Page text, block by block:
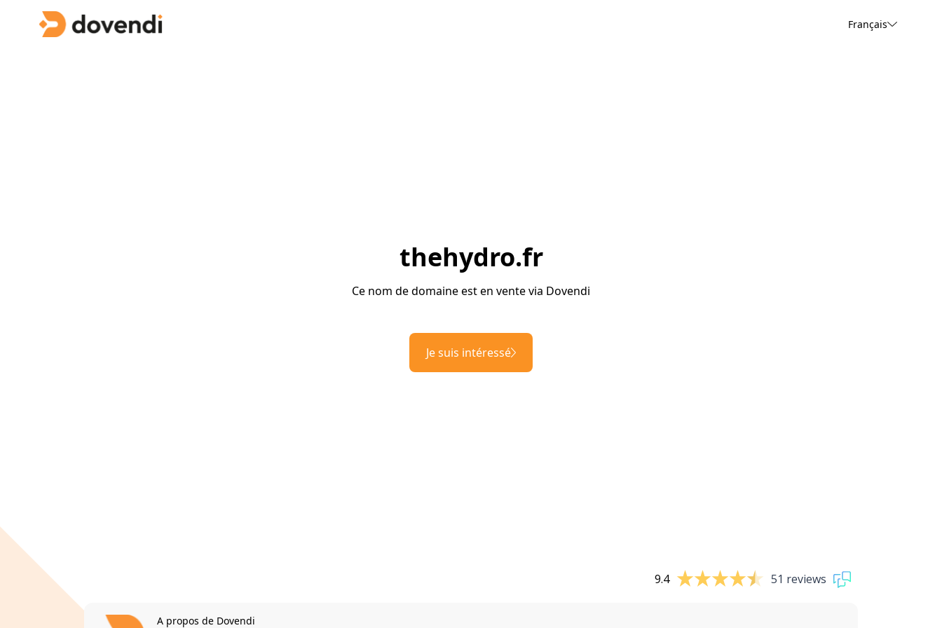
Français
thehydro.fr
Ce nom de domaine est en vente via Dovendi
Je suis intéressé
9.4 51 reviews
A propos de Dovendi